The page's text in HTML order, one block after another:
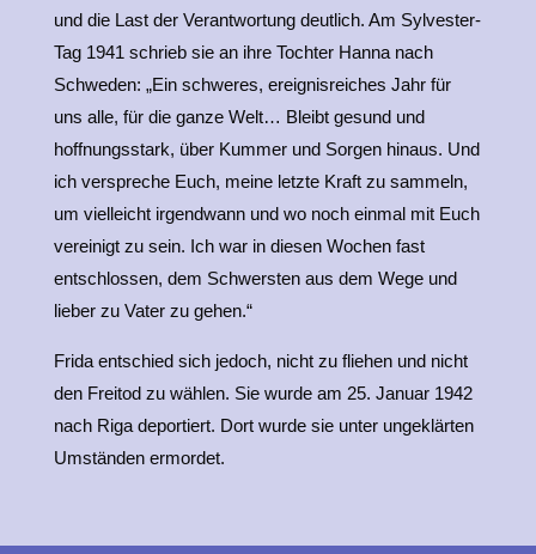
und die Last der Verantwortung deutlich. Am Sylvester-
Tag 1941 schrieb sie an ihre Tochter Hanna nach
Schweden: „Ein schweres, ereignisreiches Jahr für
uns alle, für die ganze Welt… Bleibt gesund und
hoffnungsstark, über Kummer und Sorgen hinaus. Und
ich verspreche Euch, meine letzte Kraft zu sammeln,
um vielleicht irgendwann und wo noch einmal mit Euch
vereinigt zu sein. Ich war in diesen Wochen fast
entschlossen, dem Schwersten aus dem Wege und
lieber zu Vater zu gehen.“
Frida entschied sich jedoch, nicht zu fliehen und nicht
den Freitod zu wählen. Sie wurde am 25. Januar 1942
nach Riga deportiert. Dort wurde sie unter ungeklärten
Umständen ermordet.